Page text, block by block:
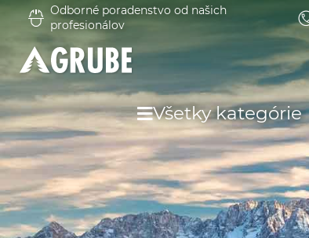
Odborné poradenstvo od našich
profesionálov
Všetky kategórie